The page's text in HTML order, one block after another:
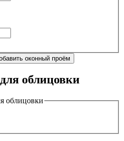
оконный проём
облицовки
облицовки